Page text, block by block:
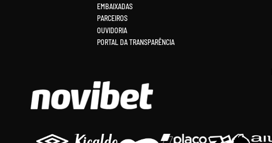
EMBAIXADAS
PARCEIROS
OUVIDORIA
PORTAL DA TRANSPARÊNCIA